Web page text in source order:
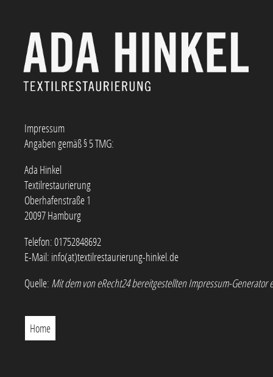
Home
Impressum
Angaben gemäß § 5 TMG:
Ada Hinkel
Textilrestaurierung
Oberhafenstraße 1
20097 Hamburg
Telefon: 01752848692
E-Mail: info(at)textilrestaurierung-hinkel.de
Quelle: Mit dem voneRecht24bereitgestellten Impressum-Generator